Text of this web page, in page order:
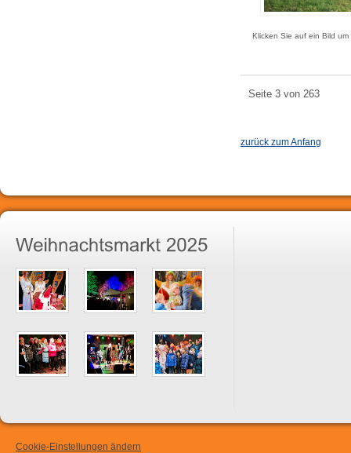
Klicken Sie auf ein Bild
Seite 3 von 263
zurück zum Anfang
Cookie-Einstellungen ändern